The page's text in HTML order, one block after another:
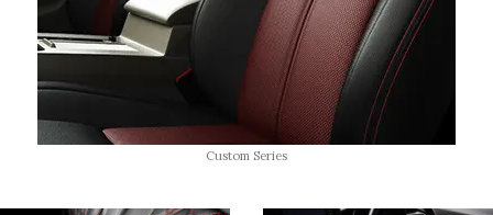
Custom Series